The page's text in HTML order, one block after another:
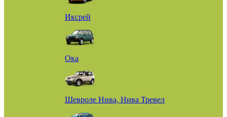
Иксрей
Ока
Шевроле Нива, Нива Тревел